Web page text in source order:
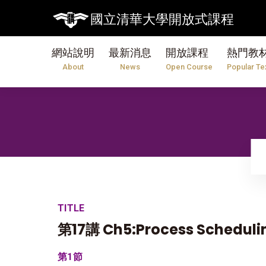
國立清華大學開放式課程
網站說明
About
最新消息
News
開放課程
Open Course
熱門教
Popular
TITLE
第17講 Ch5:Process
第1節